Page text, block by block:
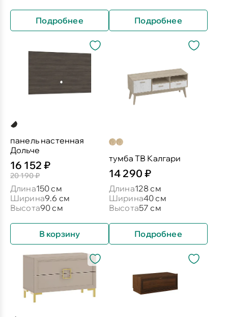
Подробнее Подробнее
панель настенная
Дольче
16 152 ₽
20 190 ₽
Длина150 см
Ширина9.6 см
Высота90 см
В корзину
тумба ТВ Калгари
14 290 ₽
Длина128 см
Ширина40 см
Высота57 см
Подробнее